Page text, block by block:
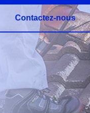
Contactez-nous